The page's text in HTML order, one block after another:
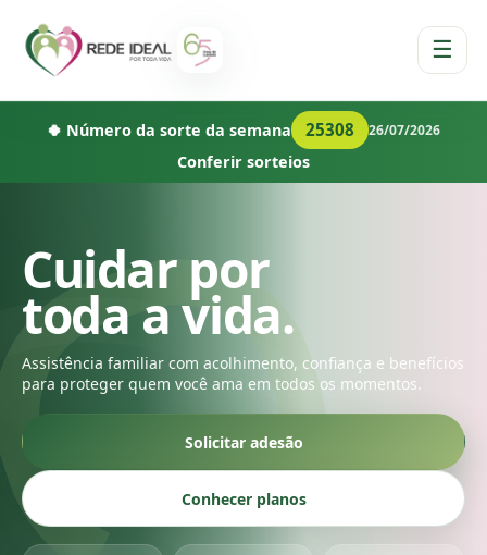
☰
🍀 Número da sorte da semana 25308 26/07/2026
Conferir sorteios
Cuidar por
toda a vida.
Assistência familiar com acolhimento, confiança e benefícios
para proteger quem você ama em todos os momentos.
Solicitar adesão
Conhecer planos